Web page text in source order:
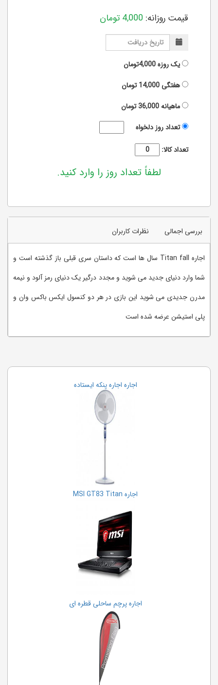
قیمت روزانه: 4,000 تومان
یک روزه4,000تومان
هفتگی14,000تومان
ماهیانه36,000تومان
تعداد روز دلخواه
تعداد کالا:
لطفاً تعداد روز را وارد کنید.
بررسی اجمالی نظرات کاربران
اجاره Titan fall سال ها است که داستان سری قبلی باز گذشته است و
شما وارد دنیای جدید می شوید و مجدد درگیر یک دنیای رمز آلود و نیمه
مدرن جدیدی می شوید این بازی در هر دو کنسول ایکس باکس وان و
پلی استیشن عرضه شده است
اجاره اجاره پنکه ایستاده
اجاره MSI GT83 Titan
اجاره پرچم ساحلی قطره ای